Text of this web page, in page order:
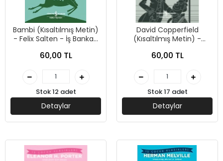
Bambi (Kısaltılmış Metin)
- Felix Salten - İş Bankası
60,00 TL
Stok 12 adet
Detaylar
David Copperfield
(Kısaltılmış Metin) -
Bankası Kültür Yayınları
60,00 TL
Stok 17 adet
Detaylar